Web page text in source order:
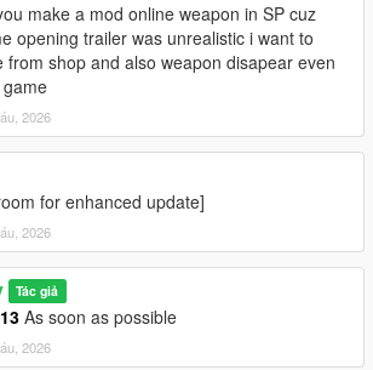
make a mod online weapon in SP cuz
opening trailer was unrealistic i want to
from shop and also weapon disapear even
2026
for enhanced update]
2026
Tác giả
As soon as possible
2026